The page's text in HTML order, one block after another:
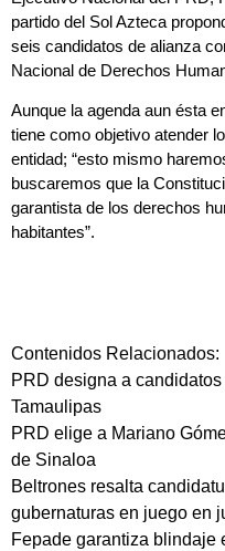
partido del Sol Azteca
seis candidatos de alianza
Nacional de Derechos
Aunque la agenda aun ésta
tiene como objetivo atender
entidad; “esto mismo
buscaremos que la
garantista de los derechos
habitantes”.
Contenidos Relacionados:
PRD designa a
Tamaulipas
PRD elige a Mariano
de Sinaloa
Beltrones resalta
gubernaturas en juego en
Fepade garantiza blindaje